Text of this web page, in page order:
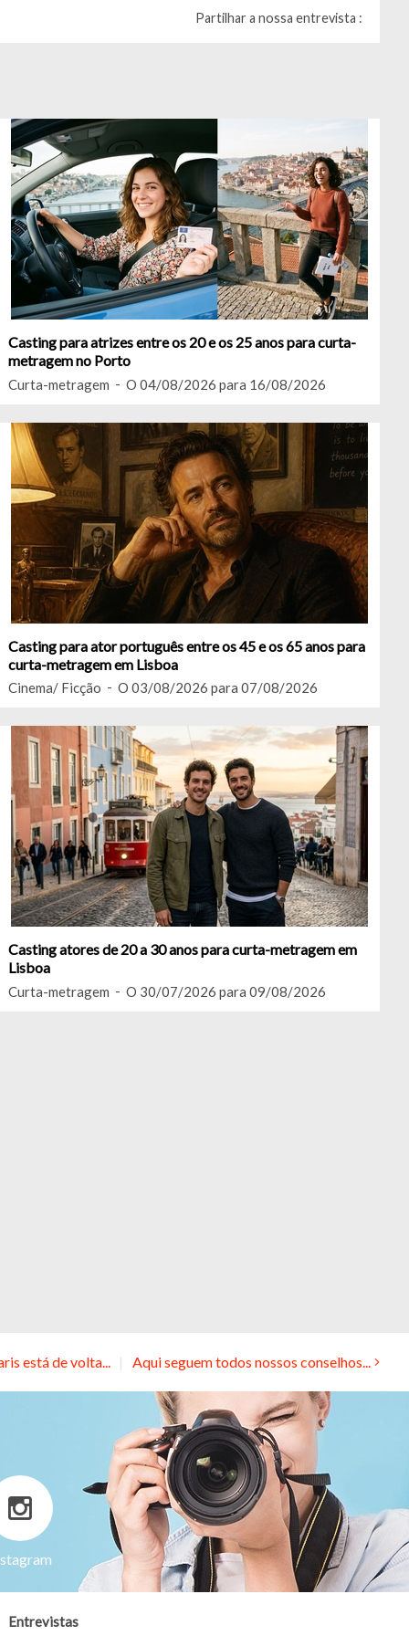
Partilhar a nossa entrevista :
Casting para atrizes entre os 20 e os 25 anos para curta-
metragem no Porto
Curta-metragem O 04/08/2026 para 16/08/2026
Casting para ator português entre os 45 e os 65 anos para
curta-metragem em Lisboa
Cinema/ Ficção O 03/08/2026 para 07/08/2026
Casting atores de 20 a 30 anos para curta-metragem em
Lisboa
Curta-metragem O 30/07/2026 para 09/08/2026
está de volta... Aqui seguem todos nossos conselhos...
Entrevistas